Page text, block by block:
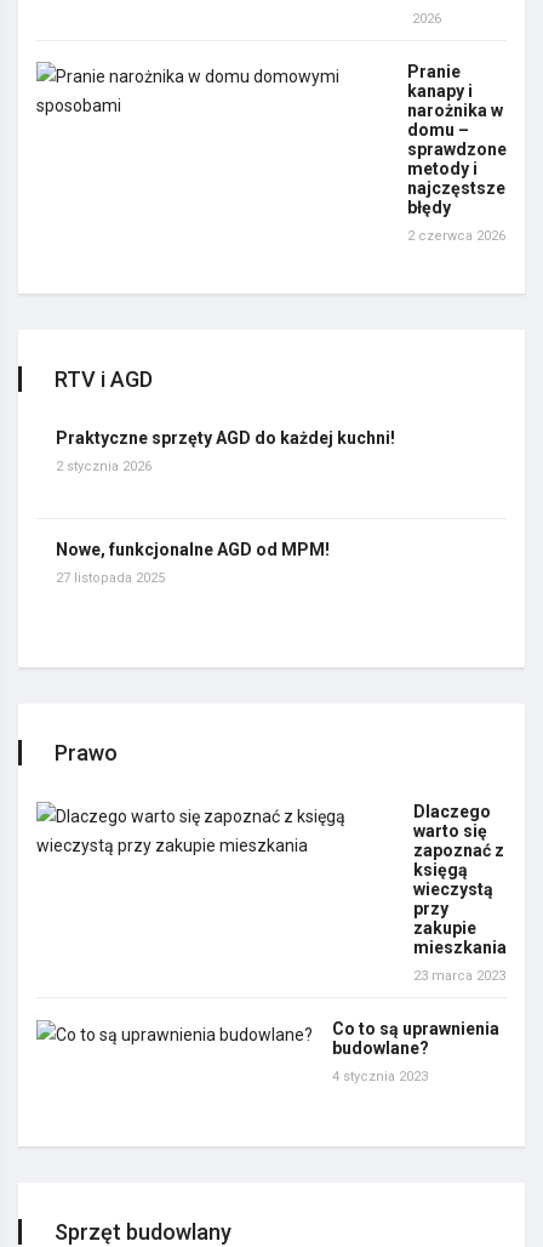
2026
Pranie
kanapy i
narożnika w
domu –
sprawdzone
metody i
najczęstsze
błędy
2 czerwca 2026
RTV i AGD
Praktyczne sprzęty AGD do każdej kuchni!
2 stycznia 2026
Nowe, funkcjonalne AGD od MPM!
27 listopada 2025
Prawo
Dlaczego
warto się
zapoznać z
księgą
wieczystą
przy
zakupie
mieszkania
23 marca 2023
Co to są uprawnienia
budowlane?
4 stycznia 2023
Sprzęt budowlany